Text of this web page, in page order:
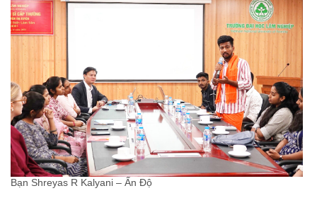
Bạn Shreyas R Kalyani – Ấn Độ